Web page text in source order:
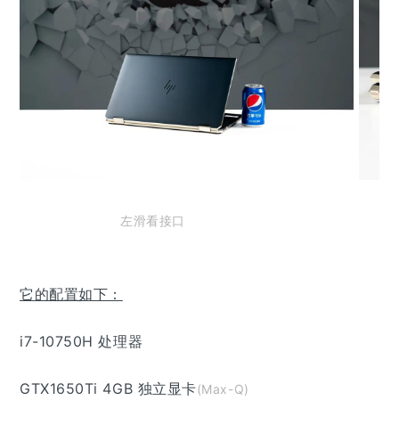
左滑看接口
它的配置如下：
i7-10750H 处理器
GTX1650Ti 4GB 独立显卡(Max-Q)